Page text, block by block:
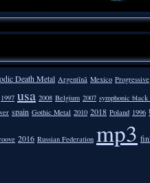
Death Metal Argentīnā Mexico Progressive
1997 usa 2008 Belgium 2007 symphonic
spain Gothic Metal 2010 2018 Poland 1996
2016 Russian Federation mp3